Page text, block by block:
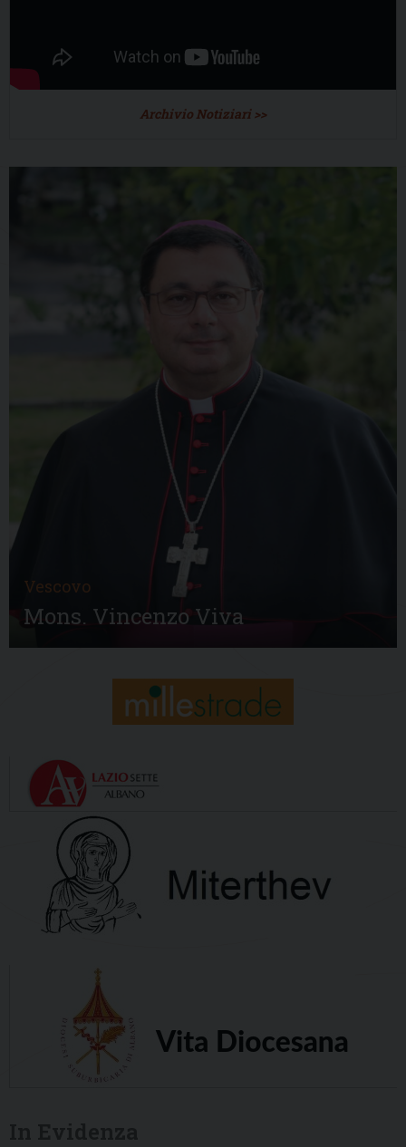
Archivio Notiziari >>
Vescovo
Mons. Vincenzo Viva